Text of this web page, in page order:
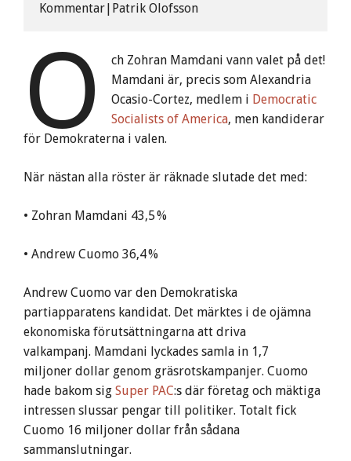
Kommentar|Patrik Olofsson
O
ch Zohran Mamdani vann valet på det!
Mamdani är, precis som Alexandria
Ocasio-Cortez, medlem i Democratic
Socialists of America, men kandiderar
för Demokraterna i valen.
När nästan alla röster är räknade slutade det med:
• Zohran Mamdani 43,5 %
• Andrew Cuomo 36,4 %
Andrew Cuomo var den Demokratiska
partiapparatens kandidat. Det märktes i de ojämna
ekonomiska förutsättningarna att driva
valkampanj. Mamdani lyckades samla in 1,7
miljoner dollar genom gräsrotskampanjer. Cuomo
hade bakom sig Super PAC:s där företag och mäktiga
intressen slussar pengar till politiker. Totalt fick
Cuomo 16 miljoner dollar från sådana
sammanslutningar.